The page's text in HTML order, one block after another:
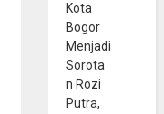
Kota
Bogor
Menjadi
Sorota
n Rozi
Putra,